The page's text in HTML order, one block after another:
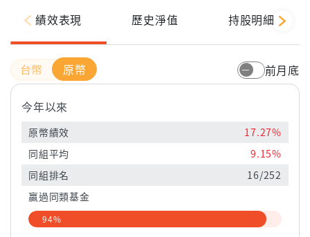
績效表現 歷史淨值 持股明細
原幣 前月底
今年以來
原幣績效
17.27%
同組平均
9.15%
同組排名
16/252
贏過同類基金
94%